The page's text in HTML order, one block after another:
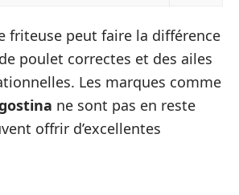
friteuse peut faire la différence
poulet correctes et des ailes
Les marques comme
ne sont pas en reste
offrir d’excellentes